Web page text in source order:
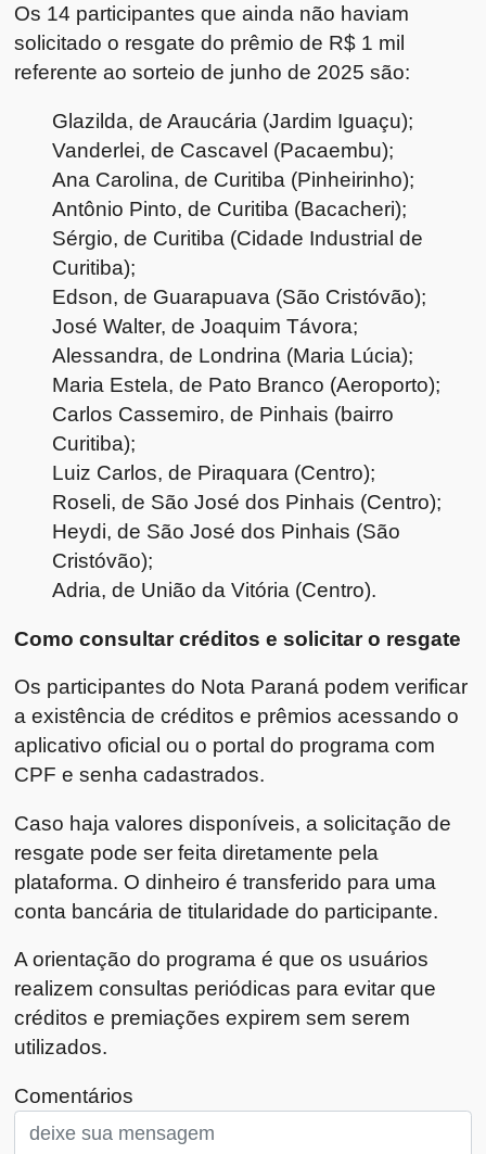
Os 14 participantes que ainda não haviam
solicitado o resgate do prêmio de R$ 1 mil
referente ao sorteio de junho de 2025 são:
Glazilda, de Araucária (Jardim Iguaçu);
Vanderlei, de Cascavel (Pacaembu);
Ana Carolina, de Curitiba (Pinheirinho);
Antônio Pinto, de Curitiba (Bacacheri);
Sérgio, de Curitiba (Cidade Industrial de
Curitiba);
Edson, de Guarapuava (São Cristóvão);
José Walter, de Joaquim Távora;
Alessandra, de Londrina (Maria Lúcia);
Maria Estela, de Pato Branco (Aeroporto);
Carlos Cassemiro, de Pinhais (bairro
Curitiba);
Luiz Carlos, de Piraquara (Centro);
Roseli, de São José dos Pinhais (Centro);
Heydi, de São José dos Pinhais (São
Cristóvão);
Adria, de União da Vitória (Centro).
Como consultar créditos e solicitar o resgate
Os participantes do Nota Paraná podem verificar
a existência de créditos e prêmios acessando o
aplicativo oficial ou o portal do programa com
CPF e senha cadastrados.
Caso haja valores disponíveis, a solicitação de
resgate pode ser feita diretamente pela
plataforma. O dinheiro é transferido para uma
conta bancária de titularidade do participante.
A orientação do programa é que os usuários
realizem consultas periódicas para evitar que
créditos e premiações expirem sem serem
utilizados.
Comentários